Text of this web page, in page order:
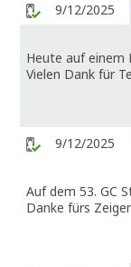
9/12/2025
Heute auf einem
Vielen Dank für
9/12/2025
Auf dem 53. GC
Danke fürs